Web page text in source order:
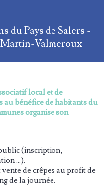
du Pays de Salers -
Martin-Valmeroux
local et de
au bénéfice de habitants du
organise son
(inscription,
...).
de crêpes au profit de
de la journée.